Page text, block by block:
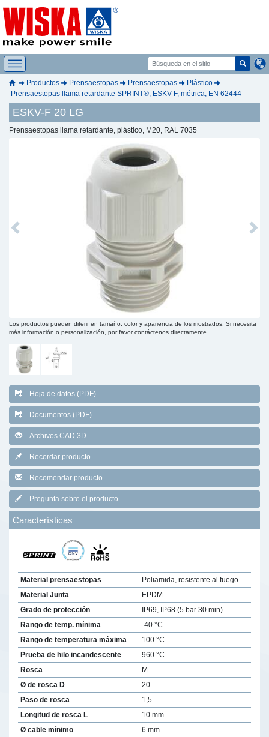
Productos Prensaestopas Prensaestopas
Plástico
Prensaestopas llama retardante SPRINT®, ESKV-F, métrica, EN 62444
ESKV-F 20 LG
Prensaestopas llama retardante, plástico, M20, RAL 7035
Previous Next
Los productos pueden diferir en tamaño, color y apariencia de los mostrados. Si necesita
más información o personalización, por favor contáctenos directamente.
Hoja de datos (PDF)
Documentos (PDF)
Archivos CAD 3D
Recordar producto
Recomendar producto
Pregunta sobre el producto
Características
Material prensaestopas
Poliamida, resistente al fuego
Material Junta
EPDM
Grado de protección
IP69, IP68 (5 bar 30 min)
Rango de temp. mínima
-40 °C
Rango de temperatura máxima
100 °C
Prueba de hilo incandescente
960 °C
Rosca
M
Ø de rosca D
20
Paso de rosca
1,5
Longitud de rosca L
10 mm
Ø cable mínimo
6 mm